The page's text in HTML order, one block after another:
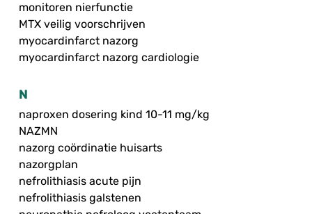
monitoren nierfunctie
MTX veilig voorschrijven
myocardinfarct nazorg
myocardinfarct nazorg cardiologie
N
naproxen dosering kind 10-11 mg/kg
NAZMN
nazorg coördinatie huisarts
nazorgplan
nefrolithiasis acute pijn
nefrolithiasis galstenen